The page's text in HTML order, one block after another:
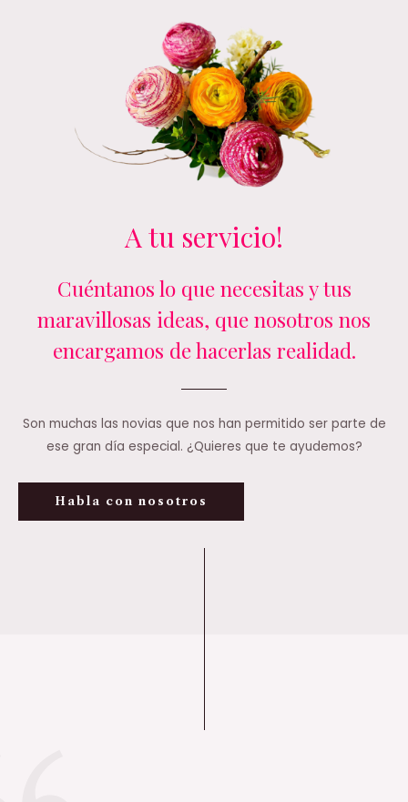
A tu servicio!
Cuéntanos lo que necesitas y tus
maravillosas ideas, que nosotros nos
encargamos de hacerlas realidad.
Son muchas las novias que nos han permitido ser parte de
ese gran día especial. ¿Quieres que te ayudemos?
Habla con nosotros